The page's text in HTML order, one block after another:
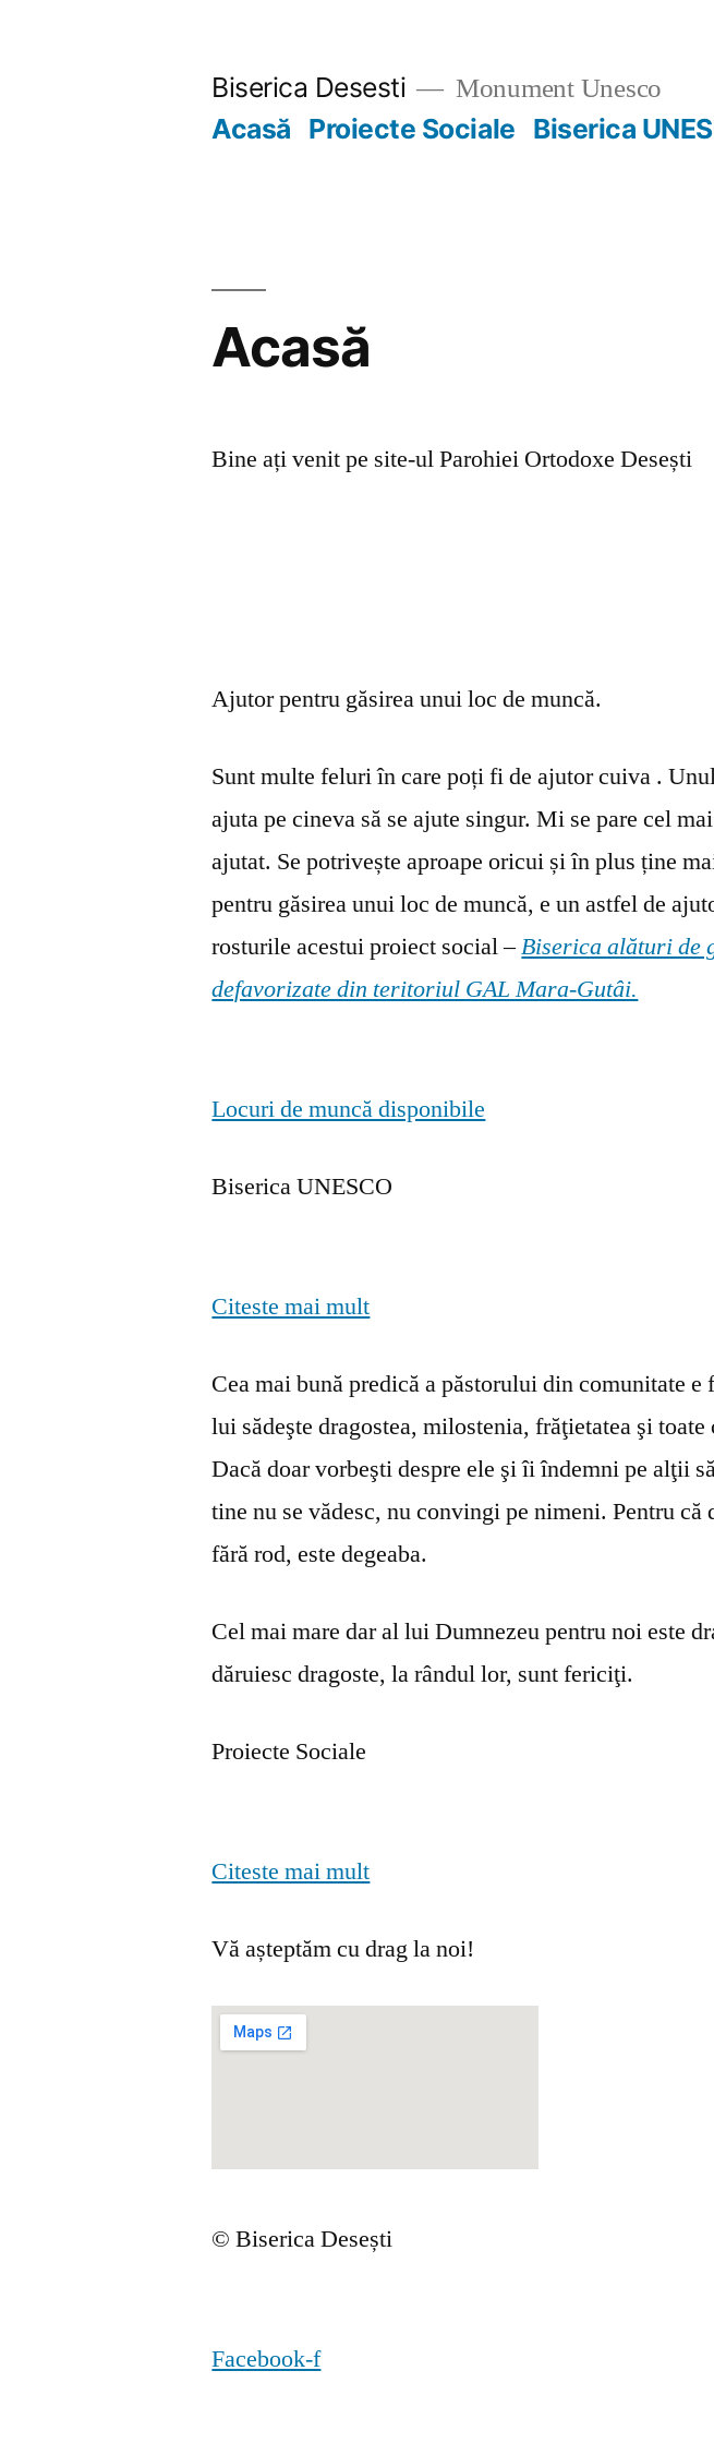
Biserica Desesti Monument Unesco
Acasă Proiecte Sociale Biserica
Acasă
Bine ați venit pe site-ul Parohiei Ortodoxe Desești
Ajutor pentru găsirea unui loc de muncă.
Sunt multe feluri în care poți fi de ajutor cuiva .
ajuta pe cineva să se ajute singur. Mi se pare cel
ajutat. Se potrivește aproape oricui și în plus ține
pentru găsirea unui loc de muncă, e un astfel de
rosturile acestui proiect social –Biserica alături de
defavorizate din teritoriul GAL Mara-Gutâi.
Locuri de muncă disponibile
Biserica UNESCO
Citeste mai mult
Cea mai bună predică a păstorului din comunitate e
lui sădeşte dragostea, milostenia, frăţietatea şi
Dacă doar vorbeşti despre ele şi îi îndemni pe alţii
tine nu se vă­desc, nu convingi pe nimeni. Pentru că
fără rod, este degeaba.
Cel mai mare dar al lui Dumnezeu pentru noi este
dăruiesc dragoste, la rândul lor, sunt fericiţi.
Proiecte Sociale
Citeste mai mult
Vă așteptăm cu drag la noi!
© Biserica Desești
Facebook-f